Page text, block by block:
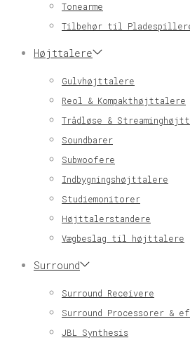
Tonearme
Tilbehør til
Højttalere
Gulvhøjttalere
Reol & Kompakthøjttalere
Trådløse &
Soundbarer
Subwoofere
Indbygningshøjttalere
Studiemonitorer
Højttalerstandere
Vægbeslag til højttalere
Surround
Surround Receivere
Surround Processorer &
JBL Synthesis